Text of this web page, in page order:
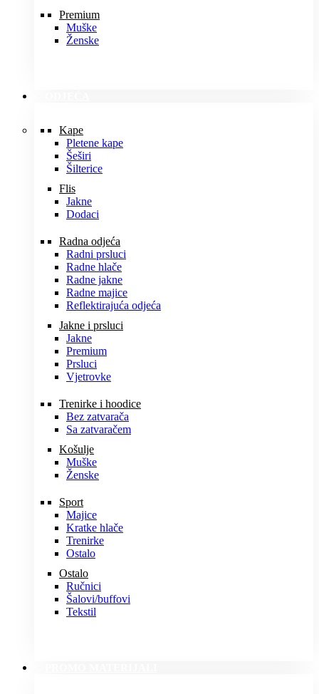
Premium
Muške
Ženske
Kape
Pletene kape
Šeširi
Šilterice
Flis
Jakne
Dodaci
Radna odjeća
Radni prsluci
Radne hlače
Radne jakne
Radne majice
Reflektirajuća odjeća
Jakne i prsluci
Jakne
Premium
Prsluci
Vjetrovke
Trenirke i hoodice
Bez zatvarača
Sa zatvaračem
Košulje
Muške
Ženske
Sport
Majice
Kratke hlače
Trenirke
Ostalo
Ostalo
Ručnici
Šalovi/buffovi
Tekstil